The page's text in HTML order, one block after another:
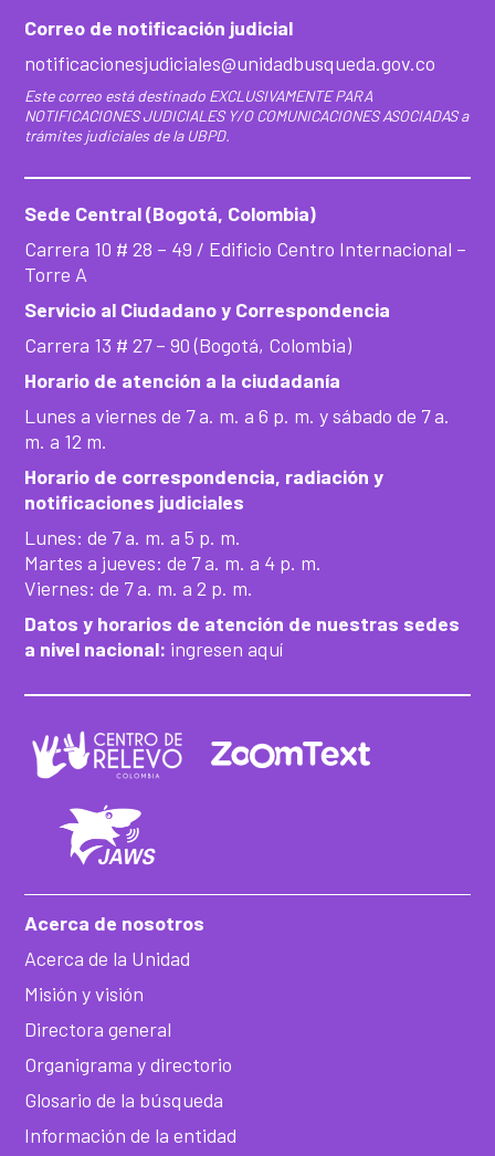
Correo de notificación judicial
notificacionesjudiciales@unidadbusqueda.gov.co
Este correo está destinado EXCLUSIVAMENTE PARA
NOTIFICACIONES JUDICIALES Y/O COMUNICACIONES ASOCIADAS a
trámites judiciales de la UBPD.
Sede Central (Bogotá, Colombia)
Carrera 10 # 28 – 49 / Edificio Centro Internacional –
Torre A
Servicio al Ciudadano y Correspondencia
Carrera 13 # 27 – 90 (Bogotá, Colombia)
Horario de atención a la ciudadanía
Lunes a viernes de 7 a. m. a 6 p. m. y sábado de 7 a.
m. a 12 m.
Horario de correspondencia, radiación y
notificaciones judiciales
Lunes: de 7 a. m. a 5 p. m.
Martes a jueves: de 7 a. m. a 4 p. m.
Viernes: de 7 a. m. a 2 p. m.
Datos y horarios de atención de nuestras sedes
a nivel nacional: ingresen aquí
Acerca de nosotros
Acerca de la Unidad
Misión y visión
Directora general
Organigrama y directorio
Glosario de la búsqueda
Información de la entidad